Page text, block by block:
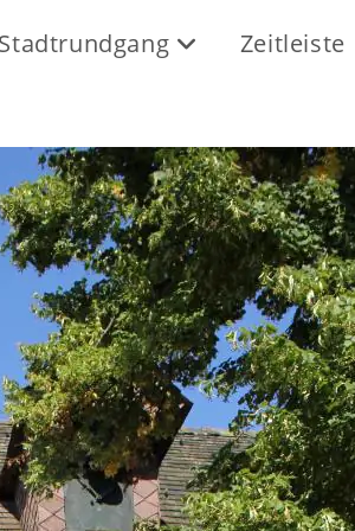
Zeitleiste